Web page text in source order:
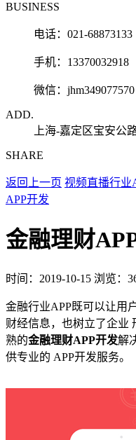
BUSINESS
电话：021-68873133
手机：13370032918
微信：jhm349077570
ADD.
上海-嘉定区宝安公
SHARE
返回上一页 视频直播行业
APP开发
金融理财
时间：2019-10-15 浏览：
金融行业APP既可以让用
财经信息，也树立了企业
熟的金融理财APP开发解
供专业的 APP开发服务。